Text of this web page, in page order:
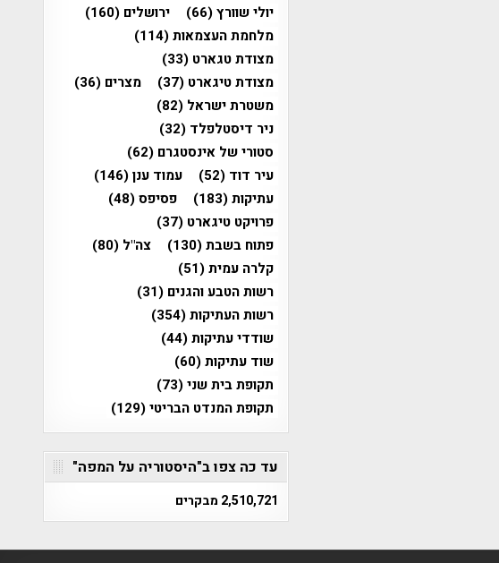
יולי שוורץ(66) ירושלים (160)
מלחמת העצמאות(114)
מצודת טגארט (33)
מצודת טיגארט (37) מצרים (36)
משטרת ישראל (82)
ניר דיסטלפלד (32)
סטורי של אינסטגרם (62)
עיר דוד (52) עמוד ענן(146)
עתיקות(183) פסיפס(48)
פרויקט טיגארט (37)
פתוח בשבת(130) צה"ל (80)
קלרה עמית(51)
רשות הטבע והגנים (31)
רשות העתיקות(354)
שודדי עתיקות(44)
שוד עתיקות(60)
תקופת בית שני(73)
תקופת המנדט הבריטי(129)
עד כה צפו ב"היסטוריה על המפה"
2,510,721 מבקרים